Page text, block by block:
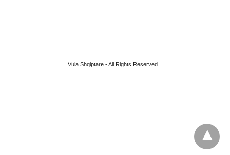
Vula Shqiptare - All Rights Reserved